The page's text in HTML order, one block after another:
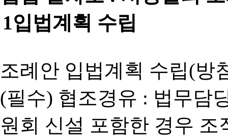
1입법계획 수립
조례안 입법계획 수립(방
(필수) 협조경유 : 법무담
원회 신설 포함한 경우